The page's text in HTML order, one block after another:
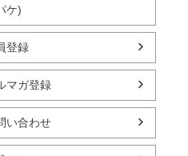
ケ)
登録
マガ登録
い合わせ